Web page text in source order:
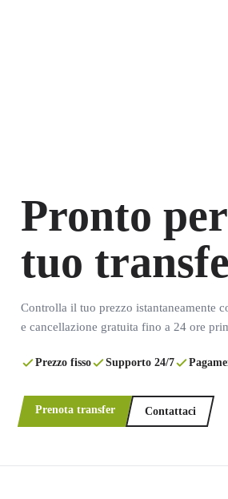
Pronto
tuo
Controlla il tuo prezzo istantaneamente
e cancellazione gratuita fino a 24 ore
Prezzo fisso Supporto 24/7
Prenota transfer Contattaci